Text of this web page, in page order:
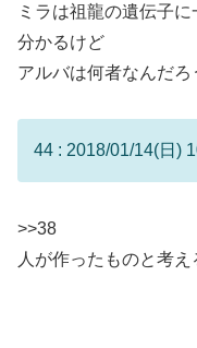
ミラは祖龍の遺伝子
分かるけど
アルバは何者なんだろ
44 : 2018/01/14(日)
>>38
人が作ったものと考